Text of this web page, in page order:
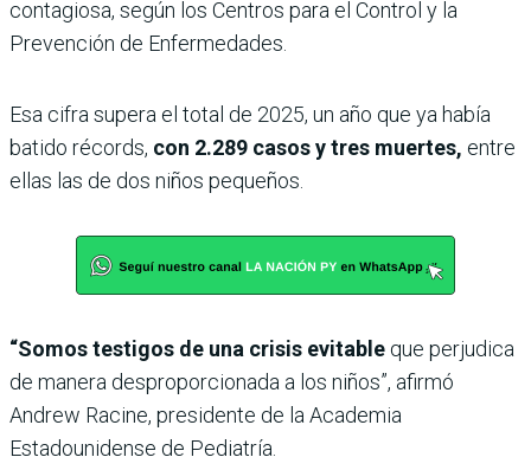
contagiosa, según los Centros para el Control y la
Prevención de Enfermedades.
Esa cifra supera el total de 2025, un año que ya había
batido récords, con 2.289 casos y tres muertes, entre
ellas las de dos niños pequeños.
“Somos testigos de una crisis evitable que perjudica
de manera desproporcionada a los niños”, afirmó
Andrew Racine, presidente de la Academia
Estadounidense de Pediatría.